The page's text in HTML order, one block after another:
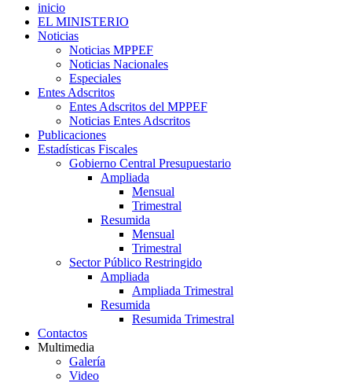
inicio
EL MINISTERIO
Noticias
Noticias MPPEF
Noticias Nacionales
Especiales
Entes Adscritos
Entes Adscritos del MPPEF
Noticias Entes Adscritos
Publicaciones
Estadísticas Fiscales
Gobierno Central Presupuestario
Ampliada
Mensual
Trimestral
Resumida
Mensual
Trimestral
Sector Público Restringido
Ampliada
Ampliada Trimestral
Resumida
Resumida Trimestral
Contactos
Multimedia
Galería
Video